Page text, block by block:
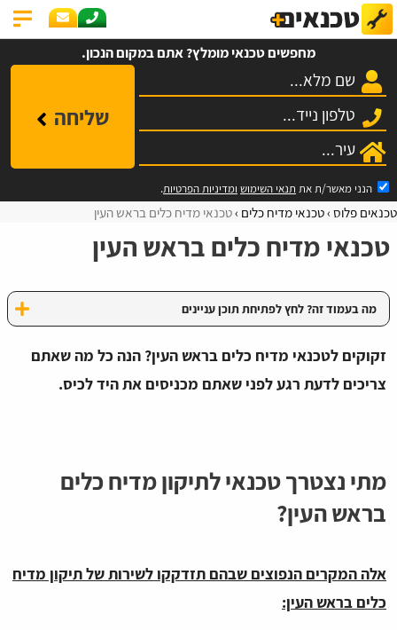
מחפשים טכנאי מומלץ? אתם במקום הנכון.
שליחה
הנני מאשר/ת את תנאי השימוש ומדיניות הפרטיות.
טכנאים פלוס טכנאי מדיח כלים טכנאי מדיח כלים בראש העין
טכנאי מדיח כלים בראש העין
מה בעמוד זה? לחץ לפתיחת תוכן עניינים
זקוקים לטכנאי מדיח כלים בראש העין? הנה כל מה שאתם
צריכים לדעת רגע לפני שאתם מכניסים את היד לכיס.
מתי נצטרך טכנאי לתיקון מדיח כלים
בראש העין?
אלה המקרים הנפוצים שבהם תזדקקו לשירות של תיקון מדיח
כלים בראש העין: